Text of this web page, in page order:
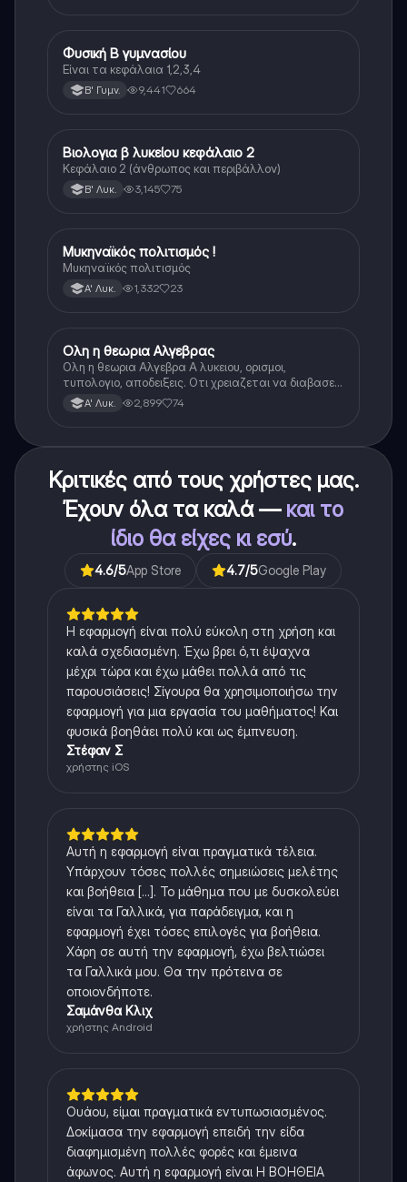
Φυσική
Φυσική Β γυμνασίου
Είναι τα κεφάλαια 1,2,3,4
Β' Γυμν. 9,441 664
Βιολογία
Βιολογια β λυκείου κεφάλαιο 2
Κεφάλαιο 2 (άνθρωπος και περιβάλλον)
Β' Λυκ. 3,145 75
Ιστορία
Μυκηναϊκός πολιτισμός !
Μυκηναϊκός πολιτισμός
Α' Λυκ. 1,332 23
Μαθηματικά
Ολη η θεωρια Αλγεβρας
Ολη η θεωρια Αλγεβρα Α λυκειου, ορισμοι,
τυπολογιο, αποδειξεις. Οτι χρειαζεται να διαβασεις
για το θεωρητικο κομματι της αλγεβρας.
Α' Λυκ. 2,899 74
Κριτικές από τους χρήστες μας.
Έχουν όλα τα καλά — και το
ίδιο θα είχες κι εσύ.
4.6/5App Store 4.7/5Google Play
Η εφαρμογή είναι πολύ εύκολη στη χρήση και
καλά σχεδιασμένη. Έχω βρει ό,τι έψαχνα
μέχρι τώρα και έχω μάθει πολλά από τις
παρουσιάσεις! Σίγουρα θα χρησιμοποιήσω την
εφαρμογή για μια εργασία του μαθήματος! Και
φυσικά βοηθάει πολύ και ως έμπνευση.
Στέφαν Σ
χρήστης iOS
Αυτή η εφαρμογή είναι πραγματικά τέλεια.
Υπάρχουν τόσες πολλές σημειώσεις μελέτης
και βοήθεια [...]. Το μάθημα που με δυσκολεύει
είναι τα Γαλλικά, για παράδειγμα, και η
εφαρμογή έχει τόσες επιλογές για βοήθεια.
Χάρη σε αυτή την εφαρμογή, έχω βελτιώσει
τα Γαλλικά μου. Θα την πρότεινα σε
οποιονδήποτε.
Σαμάνθα Κλιχ
χρήστης Android
Ουάου, είμαι πραγματικά εντυπωσιασμένος.
Δοκίμασα την εφαρμογή επειδή την είδα
διαφημισμένη πολλές φορές και έμεινα
άφωνος. Αυτή η εφαρμογή είναι Η ΒΟΗΘΕΙΑ